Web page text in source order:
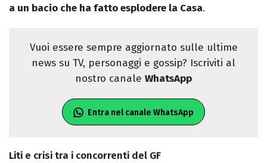
a un bacio che ha fatto esplodere la Casa.
Vuoi essere sempre aggiornato sulle ultime
news su TV, personaggi e gossip? Iscriviti al
nostro canale WhatsApp
Entra nel canale WhatsApp
Liti e crisi tra i concorrenti del GF